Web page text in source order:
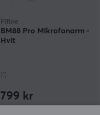
Fifine
BM88 Pro Mikrofonarm -
Hvit
(1)
799 kr